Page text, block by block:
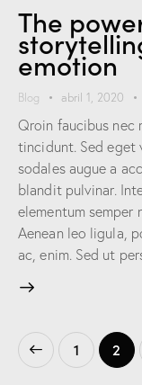
The
emotion
Blog abril 1, 2020
Qroin faucibus nec
tincidunt. Sed eget
sodales augue a
blandit pulvinar.
elementum semper
Aenean leo ligula,
ac, enim. Sed ut
1 2
>